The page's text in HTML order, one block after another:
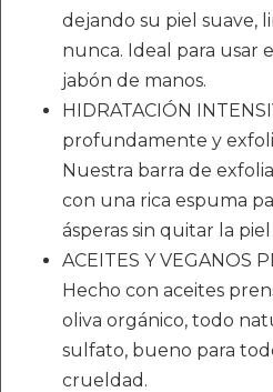
dejando su piel suave,
nunca. Ideal para usar
jabón de manos.
HIDRATACIÓN
profundamente y
Nuestra barra de
con una rica espuma
ásperas sin quitar la
ACEITES Y VEGANOS
Hecho con aceites
oliva orgánico, todo
sulfato, bueno para
crueldad.